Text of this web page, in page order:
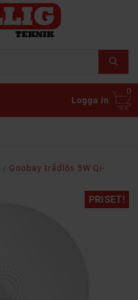
Logga in
0
Goobay trådlös 5W Qi-
PRISET!